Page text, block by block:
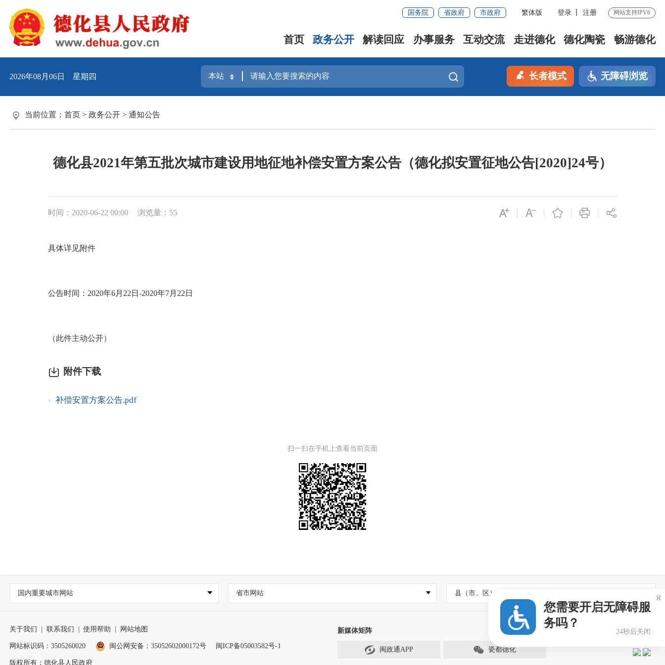
国务院 省政府 市政府 繁体版 登录 注册 网站支持IPV6
首页 政务公开 解读回应 办事服务 互动交流 走进德化 德化陶瓷 畅游德化
2026年08月06日 星期四 长者模式 无障碍浏览
当前位置： 首页 > 政务公开 > 通知公告
德化县2021年第五批次城市建设用地征地补偿安置方案公告（德化拟安置征地公告[2020]24号）
时间：2020-06-22 00:00 浏览量： 55
具体详见附件
公告时间：2020年6月22日-2020年7月22日
（此件主动公开）
附件下载
补偿安置方案公告.pdf
扫一扫在手机上查看当前页面
国内重要城市网站 省市网站 县（市、区）政府网站
关于我们 | 联系我们 | 使用帮助 | 网站地图
网站标识码：3505260020 闽公网安备：35052602000172号 闽ICP备05003582号-1
版权所有：德化县人民政府
新媒体矩阵
闽政通APP 瓷都德化
您需要开启无障碍服
务吗？
24秒后关闭
